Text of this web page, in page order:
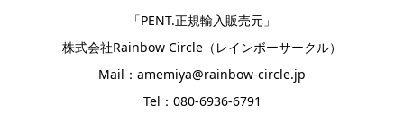
「PENT.正規輸入販売元」
株式会社Rainbow Circle（レインボーサークル）
Mail：amemiya@rainbow-circle.jp
Tel：080-6936-6791